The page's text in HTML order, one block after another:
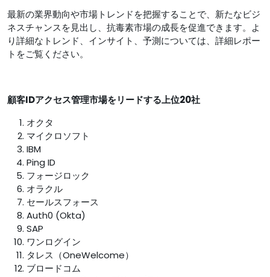
最新の業界動向や市場トレンドを把握することで、新たなビジ
ネスチャンスを見出し、抗毒素市場の成長を促進できます。よ
り詳細なトレンド、インサイト、予測については、詳細レポー
トをご覧ください。
顧客IDアクセス管理市場をリードする上位20社
オクタ
マイクロソフト
IBM
Ping ID
フォージロック
オラクル
セールスフォース
Auth0 (Okta)
SAP
ワンログイン
タレス（OneWelcome）
ブロードコム